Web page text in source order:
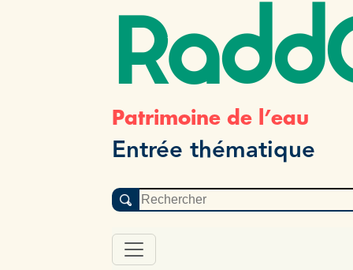
Patrimoine de l’eau
Entrée thématique